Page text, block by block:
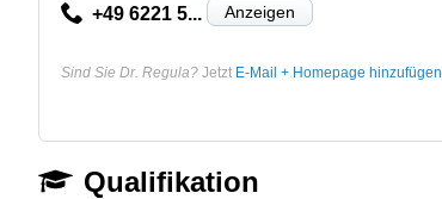
+49 6221 5... Anzeigen
Sind Sie Dr. Regula? Jetzt E-Mail + Homepage hinzufügen
Qualifikation